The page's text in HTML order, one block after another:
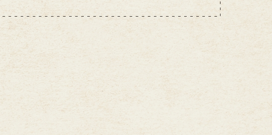
れからの暮らしを考える良いきっかけになりまし